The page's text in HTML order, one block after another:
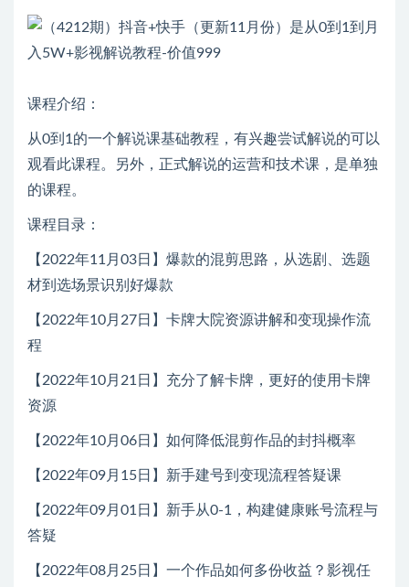
课程介绍：
从0到1的一个解说课基础教程，有兴趣尝试解说的可以
观看此课程。另外，正式解说的运营和技术课，是单独
的课程。
课程目录：
【2022年11月03日】爆款的混剪思路，从选剧、选题
材到选场景识别好爆款
【2022年10月27日】卡牌大院资源讲解和变现操作流
程
【2022年10月21日】充分了解卡牌，更好的使用卡牌
资源
【2022年10月06日】如何降低混剪作品的封抖概率
【2022年09月15日】新手建号到变现流程答疑课
【2022年09月01日】新手从0-1，构建健康账号流程与
答疑
【2022年08月25日】一个作品如何多份收益？影视任